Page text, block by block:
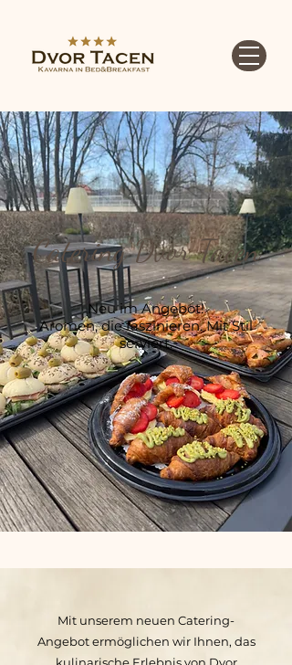
Catering Dvor Tacen
Neu im Angebot!
Aromen, die faszinieren. Mit Stil
serviert.
Mit unserem neuen Catering-
Angebot ermöglichen wir Ihnen, das